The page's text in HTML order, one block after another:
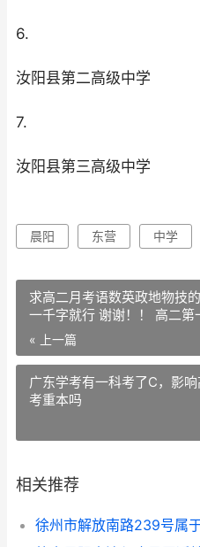
6.
汝阳县第二高级中学
7.
汝阳县第三高级中学
晨阳 东营 中学
求高二月考语数英政地物技
一千字就行 谢谢！！ 高二第
« 上一篇
广东学考有一科考了C，影
考重本吗
相关推荐